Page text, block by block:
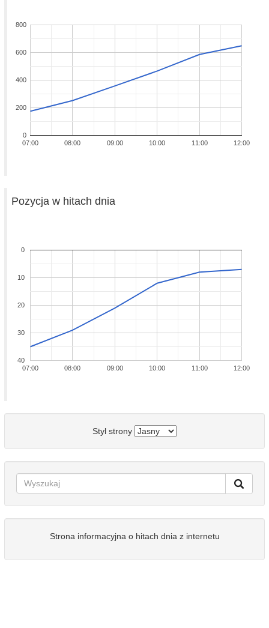
07:00 08:00 09:00 10:00 11:00 12:00
0
200
400
600
800
Pozycja w hitach dnia
07:00 08:00 09:00 10:00 11:00 12:00
0
10
20
30
40
Styl strony
Strona informacyjna o hitach dnia z internetu